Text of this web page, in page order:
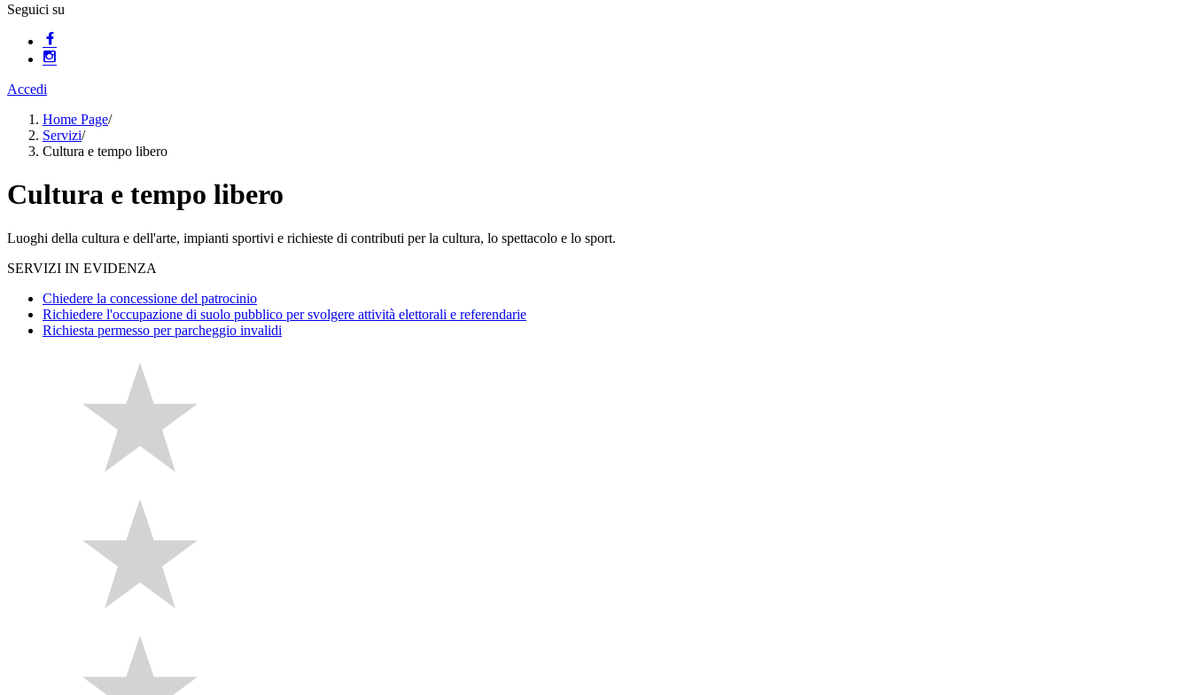
Seguici su
Accedi
Home Page/
Servizi/
Cultura e tempo libero
Cultura e tempo libero
Luoghi della cultura e dell'arte, impianti sportivi e richieste di contributi per la cultura, lo spettacolo e lo sport.
SERVIZI IN EVIDENZA
Chiedere la concessione del patrocinio
Richiedere l'occupazione di suolo pubblico per svolgere attività elettorali e referendarie
Richiesta permesso per parcheggio invalidi